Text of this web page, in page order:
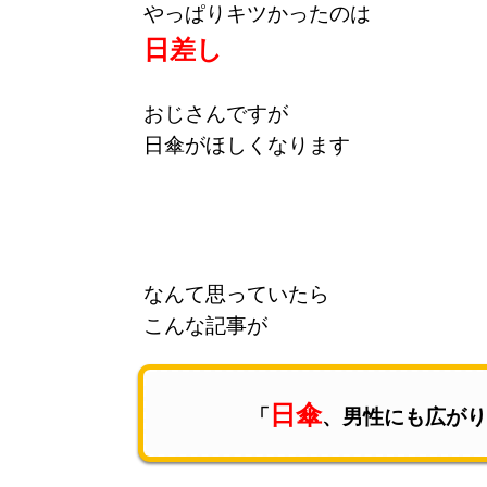
やっぱりキツかったのは
日差し
おじさんですが
日傘がほしくなります
なんて思っていたら
こんな記事が
「日傘、男性にも広が